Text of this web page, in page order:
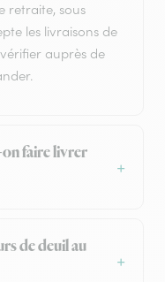
retraite, sous
les livraisons de
auprès de
faire livrer
de deuil au